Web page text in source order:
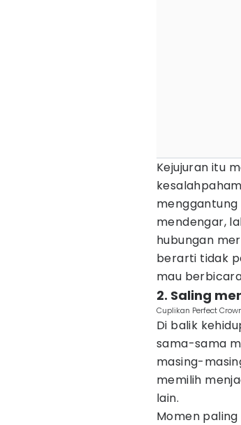
Kejujuran itu
menggantung
mendengar,
hubungan
berarti tidak
mau
2. Saling
Cuplikan Perfect
Di balik
sama-sama
masing-
memilih
lain.
Momen